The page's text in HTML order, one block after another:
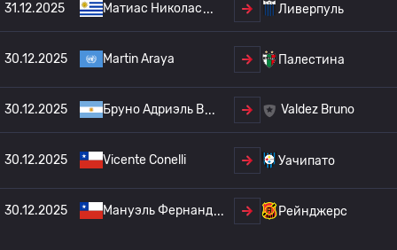
31.12.2025 Матиас Николас Ливерпуль
30.12.2025 Martin Araya Палестина
30.12.2025 Бруно Адриэль В Valdez Bruno
30.12.2025 Vicente Conelli Уачипато
30.12.2025 Мануэль Фернанд Рейнджерс